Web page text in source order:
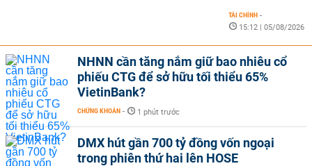
TÀI CHÍNH -
15:12 | 05/08/2026
NHNN cần tăng nắm giữ bao nhiêu cổ
phiếu CTG để sở hữu tối thiểu 65%
VietinBank?
CHỨNG KHOÁN - 1 phút trước
DMX hút gần 700 tỷ đồng vốn ngoại
trong phiên thứ hai lên HOSE